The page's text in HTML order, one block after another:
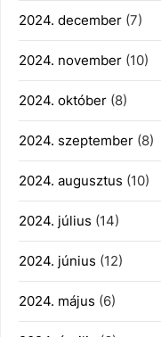
2024. december (7)
2024. november (10)
2024. október (8)
2024. szeptember (8)
2024. augusztus (10)
2024. július (14)
2024. június (12)
2024. május (6)